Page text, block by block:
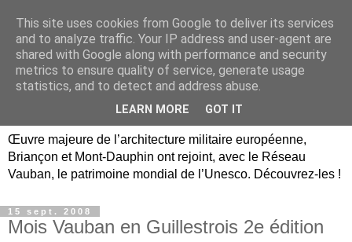
Briançon, Mont-Dauphin,
Vauban Unesco Hautes-
Œuvre majeure de l’architecture militaire européenne,
Briançon et Mont-Dauphin ont rejoint, avec le Réseau
Vauban, le patrimoine mondial de l’Unesco. Découvrez-les !
15 sept. 2008
Mois Vauban en Guillestrois 2e édition
This site uses cookies from Google to deliver its services
and to analyze traffic. Your IP address and user-agent are
shared with Google along with performance and security
metrics to ensure quality of service, generate usage
statistics, and to detect and address abuse.
LEARN MORE GOT IT